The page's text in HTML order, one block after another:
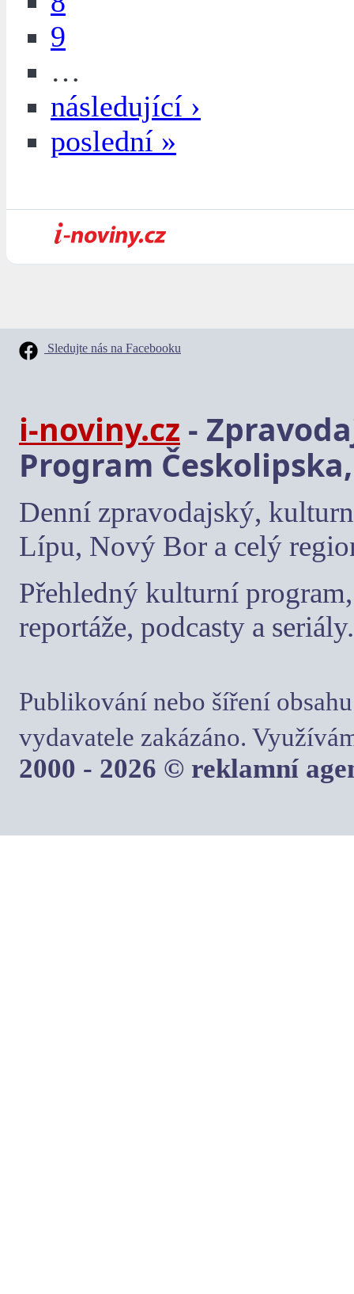
9
…
následující ›
poslední »
Sledujte nás na Facebooku
i-noviny.cz -
Program
Denní zpravodajský,
Lípu, Nový Bor a celý
Přehledný kulturní
reportáže, podcasty a seriály.
Publikování nebo šíření
vydavatele zakázáno.
2000 - 2026 © reklamní